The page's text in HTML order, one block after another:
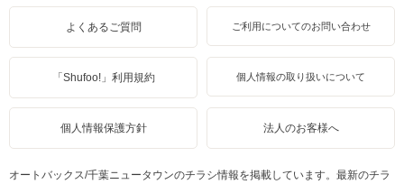
よくあるご質問 ご利用についてのお問い合わせ
「Shufoo!」利用規約 個人情報の取り扱いについて
個人情報保護方針 法人のお客様へ
オートバックス/千葉ニュータウンのチラシ情報を掲載しています。最新のチラ